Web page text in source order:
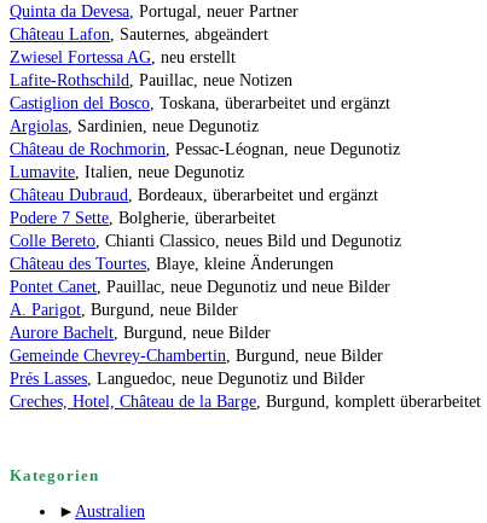
Quinta da Devesa, Portugal, neuer Partner
Château Lafon, Sauternes, abgeändert
Zwiesel Fortessa AG, neu erstellt
Lafite-Rothschild, Pauillac, neue Notizen
Castiglion del Bosco, Toskana, überarbeitet und ergänzt
Argiolas, Sardinien, neue Degunotiz
Château de Rochmorin, Pessac-Léognan, neue Degunotiz
Lumavite, Italien, neue Degunotiz
Château Dubraud, Bordeaux, überarbeitet und ergänzt
Podere 7 Sette, Bolgherie, überarbeitet
Colle Bereto, Chianti Classico, neues Bild und Degunotiz
Château des Tourtes, Blaye, kleine Änderungen
Pontet Canet, Pauillac, neue Degunotiz und neue Bilder
A. Parigot, Burgund, neue Bilder
Aurore Bachelt, Burgund, neue Bilder
Gemeinde Chevrey-Chambertin, Burgund, neue Bilder
Prés Lasses, Languedoc, neue Degunotiz und Bilder
Creches, Hotel, Château de la Barge, Burgund, komplett überarbeitet
Kategorien
► Australien